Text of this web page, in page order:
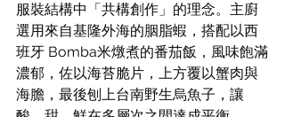
服裝結構中「共構創作」的理念。主廚
選用來自基隆外海的胭脂蝦，搭配以西
班牙 Bomba米燉煮的番茄飯，風味飽滿
濃郁，佐以海苔脆片，上方覆以蟹肉與
海膽，最後刨上台南野生烏魚子，讓